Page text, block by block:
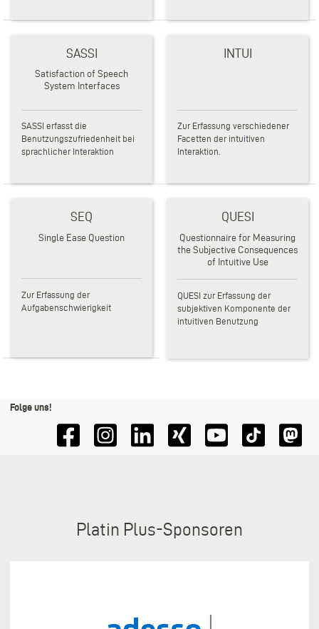
SASSI
Satisfaction of Speech
System Interfaces
SASSI erfasst die
Benutzungszufriedenheit bei
sprachlicher Interaktion
INTUI
Zur Erfassung verschiedener
Facetten der intuitiven
Interaktion.
SEQ
Single Ease Question
Zur Erfassung der
Aufgabenschwierigkeit
QUESI
Questionnaire for Measuring
the Subjective Consequences
of Intuitive Use
QUESI zur Erfassung der
subjektiven Komponente der
intuitiven Benutzung
Folge uns!
Platin Plus